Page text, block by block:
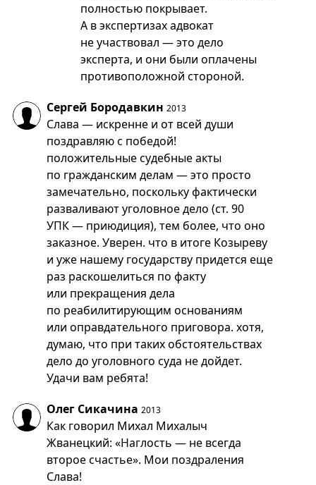
полностью покрывает.
А в экспертизах адвокат
не участвовал — это дело
эксперта, и они были оплачены
противоположной стороной.
Сергей Бородавкин 2013
Слава — искренне и от всей души
поздравляю с победой!
положительные судебные акты
по гражданским делам — это просто
замечательно, поскольку фактически
разваливают уголовное дело (ст. 90
УПК — приюдиция), тем более, что оно
заказное. Уверен. что в итоге Козыреву
и уже нашему государству придется еще
раз раскошелиться по факту
или прекращения дела
по реабилитирующим основаниям
или оправдательного приговора. хотя,
думаю, что при таких обстоятельствах
дело до уголовного суда не дойдет.
Удачи вам ребята!
Олег Сикачина 2013
Как говорил Михал Михалыч
Жванецкий: «Наглость — не всегда
второе счастье». Мои поздраления
Слава!